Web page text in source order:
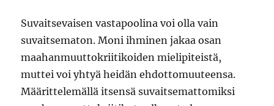
Suvaitsevaisen vastapoolina voi olla vain
suvaitsematon. Moni ihminen jakaa osan
maahanmuuttokriitikoiden mielipiteistä,
muttei voi yhtyä heidän ehdottomuuteensa.
Määrittelemällä itsensä suvaitsemattomiksi